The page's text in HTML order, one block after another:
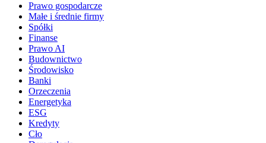
Prawo gospodarcze
Małe i średnie firmy
Spółki
Finanse
Prawo AI
Budownictwo
Środowisko
Banki
Orzeczenia
Energetyka
ESG
Kredyty
Cło